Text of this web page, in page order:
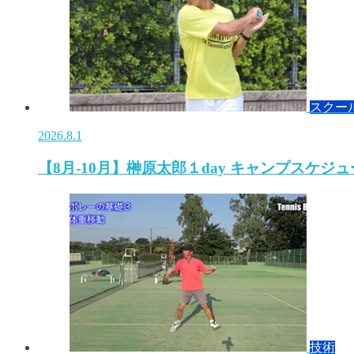
スクー
2026.8.1
【8月-10月】榊原太郎１day キャンプスケジ
技術